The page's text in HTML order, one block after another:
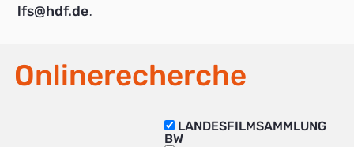
lfs@hdf.de.
Onlinerecherche
LANDESFILMSAMMLUNG
BW